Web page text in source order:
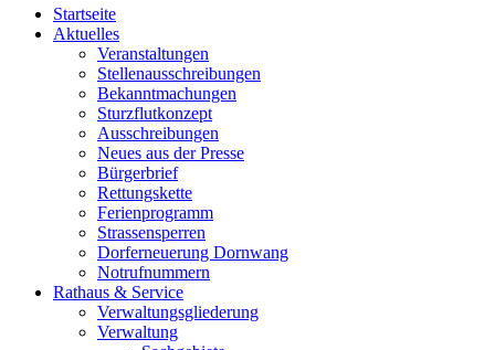
Startseite
Aktuelles
Veranstaltungen
Stellenausschreibungen
Bekanntmachungen
Sturzflutkonzept
Ausschreibungen
Neues aus der Presse
Bürgerbrief
Rettungskette
Ferienprogramm
Strassensperren
Dorferneuerung Dornwang
Notrufnummern
Rathaus & Service
Verwaltungsgliederung
Verwaltung